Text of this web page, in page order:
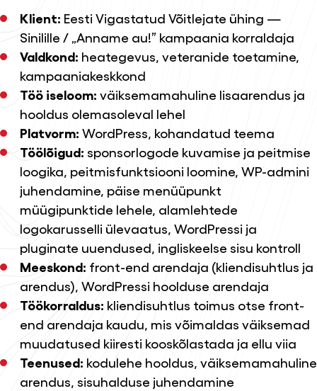
Klient: Eesti Vigastatud Võitlejate ühing —
Sinilille / „Anname au!” kampaania korraldaja
Valdkond: heategevus, veteranide toetamine,
kampaaniakeskkond
Töö iseloom: väiksemamahuline lisaarendus ja
hooldus olemasoleval lehel
Platvorm: WordPress, kohandatud teema
Töölõigud: sponsorlogode kuvamise ja peitmise
loogika, peitmisfunktsiooni loomine, WP-admini
juhendamine, päise menüüpunkt
müügipunktide lehele, alamlehtede
logokarusselli ülevaatus, WordPressi ja
pluginate uuendused, ingliskeelse sisu kontroll
Meeskond: front-end arendaja (kliendisuhtlus ja
arendus), WordPressi hoolduse arendaja
Töökorraldus: kliendisuhtlus toimus otse front-
end arendaja kaudu, mis võimaldas väiksemad
muudatused kiiresti kooskõlastada ja ellu viia
Teenused: kodulehe hooldus , väiksemamahuline
arendus, sisuhalduse juhendamine